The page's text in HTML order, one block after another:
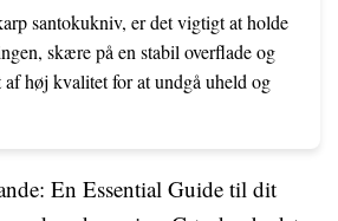
santokukniv, er det vigtigt at holde
skære på en stabil overflade og
høj kvalitet for at undgå uheld og
En Essential Guide til dit